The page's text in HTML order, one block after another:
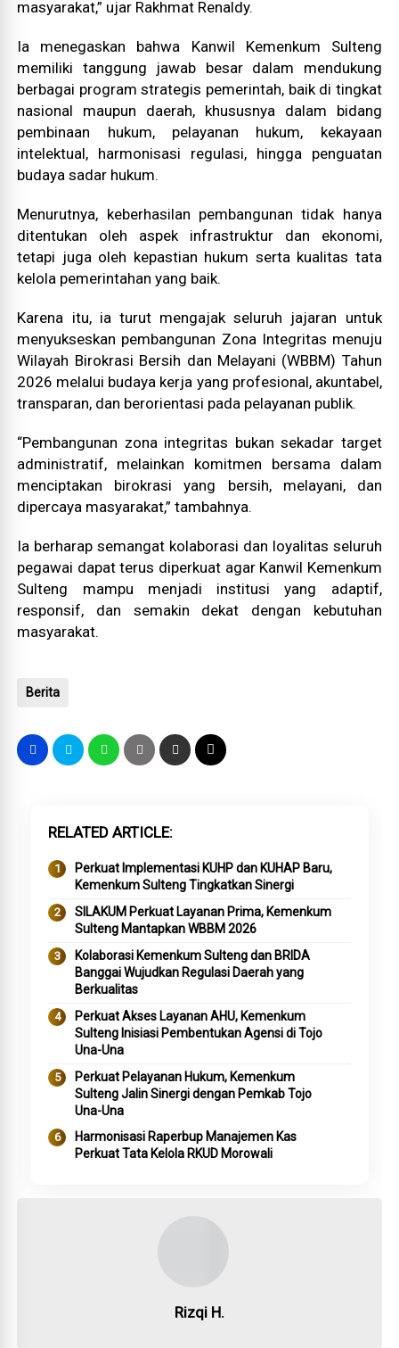
masyarakat,” ujar Rakhmat Renaldy.
Ia menegaskan bahwa Kanwil Kemenkum Sulteng
memiliki tanggung jawab besar dalam mendukung
berbagai program strategis pemerintah, baik di tingkat
nasional maupun daerah, khususnya dalam bidang
pembinaan hukum, pelayanan hukum, kekayaan
intelektual, harmonisasi regulasi, hingga penguatan
budaya sadar hukum.
Menurutnya, keberhasilan pembangunan tidak hanya
ditentukan oleh aspek infrastruktur dan ekonomi,
tetapi juga oleh kepastian hukum serta kualitas tata
kelola pemerintahan yang baik.
Karena itu, ia turut mengajak seluruh jajaran untuk
menyukseskan pembangunan Zona Integritas menuju
Wilayah Birokrasi Bersih dan Melayani (WBBM) Tahun
2026 melalui budaya kerja yang profesional, akuntabel,
transparan, dan berorientasi pada pelayanan publik.
“Pembangunan zona integritas bukan sekadar target
administratif, melainkan komitmen bersama dalam
menciptakan birokrasi yang bersih, melayani, dan
dipercaya masyarakat,” tambahnya.
Ia berharap semangat kolaborasi dan loyalitas seluruh
pegawai dapat terus diperkuat agar Kanwil Kemenkum
Sulteng mampu menjadi institusi yang adaptif,
responsif, dan semakin dekat dengan kebutuhan
masyarakat.
Berita
RELATED ARTICLE
Perkuat Implementasi KUHP dan KUHAP Baru,
Kemenkum Sulteng Tingkatkan Sinergi
SILAKUM Perkuat Layanan Prima, Kemenkum
Sulteng Mantapkan WBBM 2026
Kolaborasi Kemenkum Sulteng dan BRIDA
Banggai Wujudkan Regulasi Daerah yang
Berkualitas
Perkuat Akses Layanan AHU, Kemenkum
Sulteng Inisiasi Pembentukan Agensi di Tojo
Una-Una
Perkuat Pelayanan Hukum, Kemenkum
Sulteng Jalin Sinergi dengan Pemkab Tojo
Una-Una
Harmonisasi Raperbup Manajemen Kas
Perkuat Tata Kelola RKUD Morowali
Rizqi H.